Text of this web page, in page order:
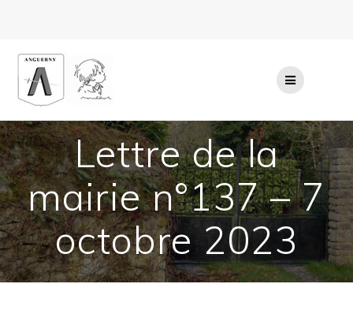
Lettre de la
mairie n°137 – 7
octobre 2023